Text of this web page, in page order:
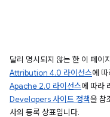
달리 명시되지 않는 한 이 페이
Attribution 4.0 라이선스에
Apache 2.0 라이선스에 따라
Developers 사이트 정책을 참
사의 등록 상표입니다.